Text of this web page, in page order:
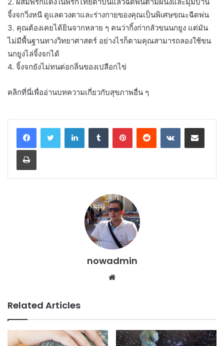
จิ้งจกวิ่งหนี ดูแลดวงตาและร่างกายของคุณเป็นพิเศษขณะฉีดพ่น
3. คุณต้องเคยได้ยินจากหลาย ๆ คนว่ากิ้งก่ากลัวขนนกยูง แต่มัน
ไม่มีพื้นฐานทางวิทยาศาสตร์ อย่างไรก็ตามคุณสามารถลองใช้ขน
นกยูงไล่จิ้งจกได้
4. จิ้งจกยังไม่ทนต่อกลิ่นของเปลือกไข่
คลิกที่นี่เพื่ออ่านบทความเกี่ยวกับสุขภาพอื่น ๆ
LinkedInTumblr PinterestReddit VKontakteShare via Email
Print
nowadmin
Website
Related Articles